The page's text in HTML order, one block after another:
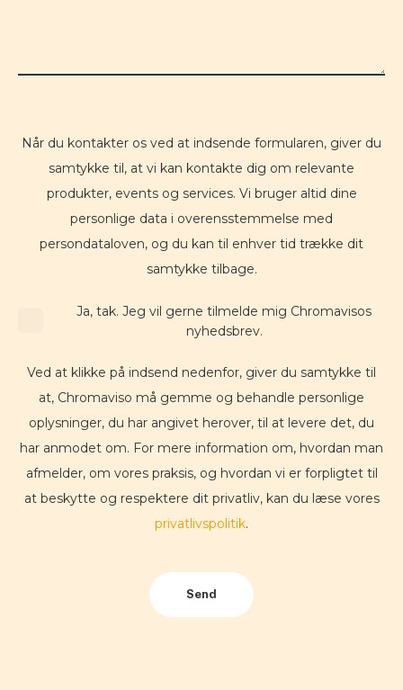
Når du kontakter os ved at indsende formularen, giver du
samtykke til, at vi kan kontakte dig om relevante
produkter, events og services. Vi bruger altid dine
personlige data i overensstemmelse med
persondataloven, og du kan til enhver tid trække dit
samtykke tilbage.
Ja, tak. Jeg vil gerne tilmelde mig Chromavisos
nyhedsbrev.
Ved at klikke på indsend nedenfor, giver du samtykke til
at, Chromaviso må gemme og behandle personlige
oplysninger, du har angivet herover, til at levere det, du
har anmodet om. For mere information om, hvordan man
afmelder, om vores praksis, og hvordan vi er forpligtet til
at beskytte og respektere dit privatliv, kan du læse vores
privatlivspolitik.